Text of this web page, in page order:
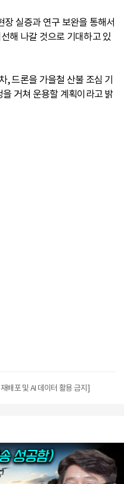
실증과 연구 보완을 통해서
해 나갈 것으로 기대하고 있
, 드론을 가을철 산불 조심 기
거쳐 운용할 계획이라고 밝
배포 및 AI 데이터 활용 금지]